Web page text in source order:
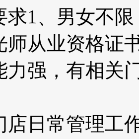
求1、男女不
师从业资格证
力强，有相关
店日常管理工